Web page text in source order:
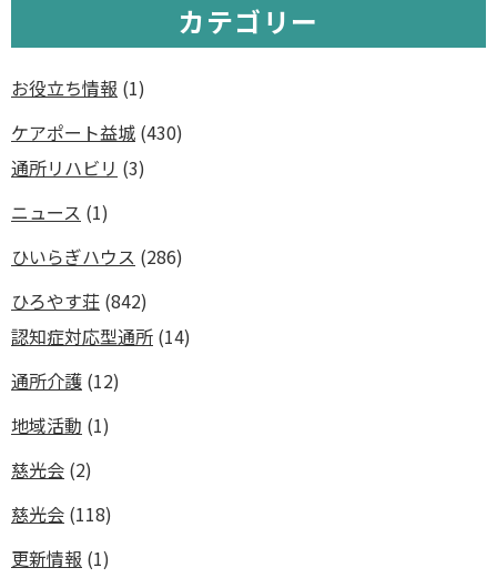
カテゴリー
お役立ち情報 (1)
ケアポート益城 (430)
通所リハビリ (3)
ニュース (1)
ひいらぎハウス (286)
ひろやす荘 (842)
認知症対応型通所 (14)
通所介護 (12)
地域活動 (1)
慈光会 (2)
慈光会 (118)
更新情報 (1)